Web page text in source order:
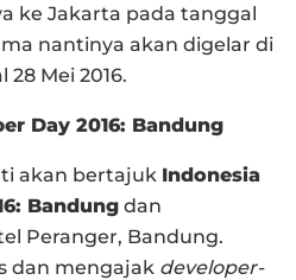
ke Jakarta pada tanggal
nantinya akan digelar di
Mei 2016.
Day 2016: Bandung
akan bertajuk Indonesia
Bandung dan
Peranger, Bandung.
dan mengajak developer-